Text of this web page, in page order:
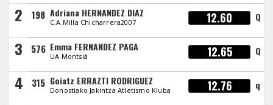
2 198 Adriana HERNANDEZ DIAZ
C.A.Milla Chicharrera2007 12.60 Q
3 576 Emma FERNANDEZ PAGA
UA Montsià 12.65 Q
4 315 Goiatz ERRAZTI RODRIGUEZ
Donostiako Jakintza Atletismo Kluba 12.76 q